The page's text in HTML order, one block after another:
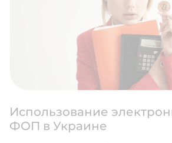
Использование
ФОП в Украине